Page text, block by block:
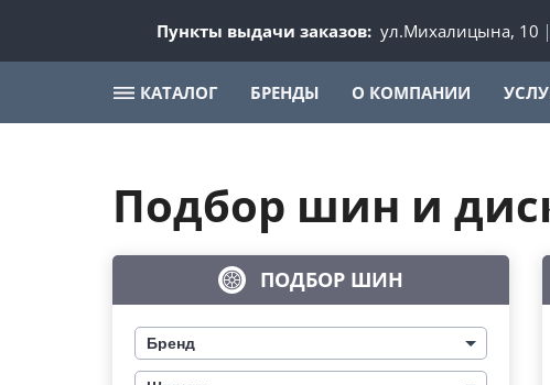
Пункты выдачи заказов: ул.Михалицына, 10
КАТАЛОГ БРЕНДЫ О КОМПАНИИ
Подбор шин и
ПОДБОР ШИН
Бренд